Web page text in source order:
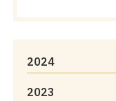
2024
2023